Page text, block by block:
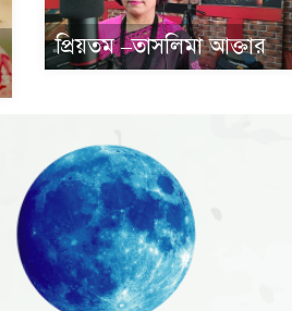
প্রিয়তম –তাসলিমা আক্তার